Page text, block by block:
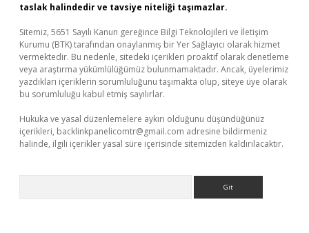
taslak halindedir ve tavsiye niteliği taşımazlar.
Sitemiz, 5651 Sayılı Kanun gereğince Bilgi Teknolojileri ve İletişim
Kurumu (BTK) tarafından onaylanmış bir Yer Sağlayıcı olarak hizmet
vermektedir. Bu nedenle, sitedeki içerikleri proaktif olarak denetleme
veya araştırma yükümlülüğümüz bulunmamaktadır. Ancak, üyelerimiz
yazdıkları içeriklerin sorumluluğunu taşımakta olup, siteye üye olarak
bu sorumluluğu kabul etmiş sayılırlar.
Hukuka ve yasal düzenlemelere aykırı olduğunu düşündüğünüz
içerikleri, backlinkpanelicomtr@gmail.com adresine bildirmeniz
halinde, ilgili içerikler yasal süre içerisinde sitemizden kaldırılacaktır.